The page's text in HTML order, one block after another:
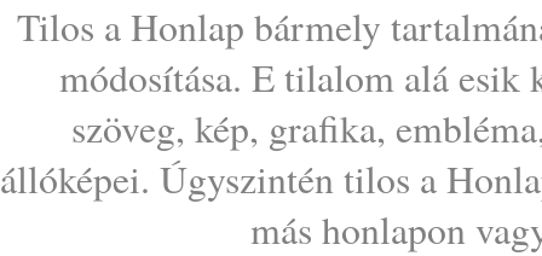
Tilos a Honlap bármely
módosítása. E tilalom alá esik
szöveg, kép, grafika,
állóképei. Úgyszintén tilos a
más honlapon